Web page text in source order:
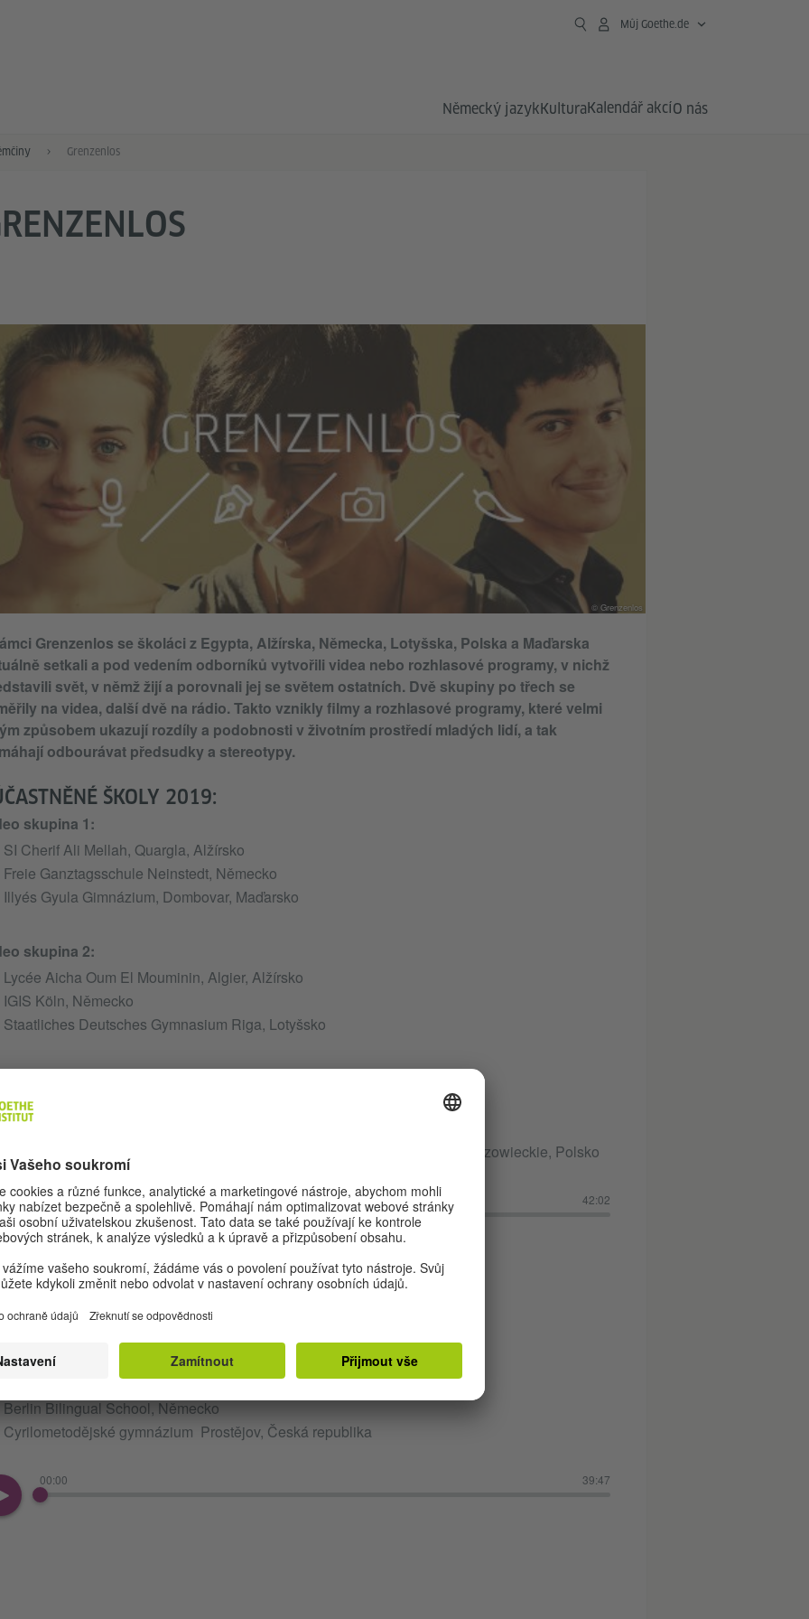
Můj Goethe.de
Německý jazykKulturaKalendář akcíO nás
Grenzenlos
© Grenzenlos
Grenzenlos se školáci z Egypta, Alžírska, Německa, Lotyšska, Polska a Maďarska
setkali a pod vedením odborníků vytvořili videa nebo rozhlasové programy, v nichž
svět, v němž žijí a porovnali jej se světem ostatních. Dvě skupiny po třech se
na videa, další dvě na rádio. Takto vznikly filmy a rozhlasové programy, které velmi
způsobem ukazují rozdíly a podobnosti v životním prostředí mladých lidí, a tak
odbourávat předsudky a stereotypy.
ŠKOLY 2019:
skupina 1:
SI Cherif Ali Mellah, Quargla, Alžírsko
Freie Ganztagsschule Neinstedt, Německo
Illyés Gyula Gimnázium, Dombovar, Maďarsko
skupina 2:
Lycée Aicha Oum El Mouminin, Algier, Alžírsko
IGIS Köln, Německo
Staatliches Deutsches Gymnasium Riga, Lotyšsko
Modern Education School Kairo, Egypt
Ida Ehre Schule Hamburg, Německo
Liceum Ogólnoształcące im. Króla Kazimierza Jagiellończyka, Wysokie Mazowieckie, Polsko
00:00 42:02
skupina 2:
Egypt British International School Kairo, Egypt
Berlin Bilingual School, Německo
Cyrilometodějské gymnázium Prostějov, Česká republika
00:00 39:47